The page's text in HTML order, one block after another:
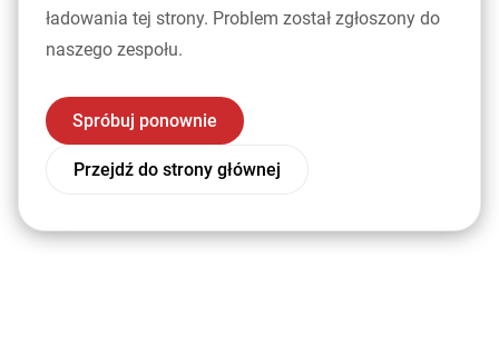
ładowania tej strony. Problem został zgłoszony do
naszego zespołu.
Spróbuj ponownie
Przejdź do strony głównej